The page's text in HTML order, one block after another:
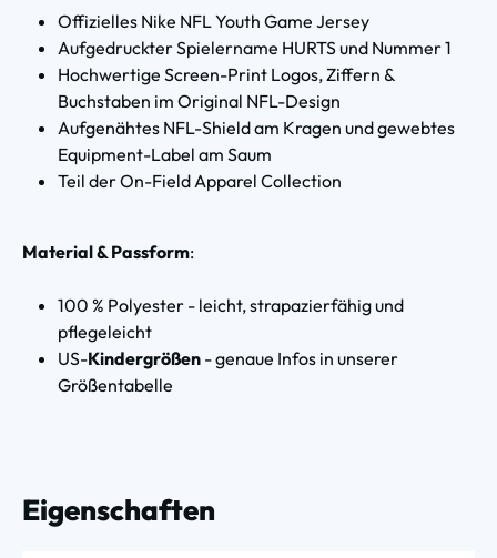
Offizielles Nike NFL Youth Game Jersey
Aufgedruckter Spielername HURTS und Nummer 1
Hochwertige Screen-Print Logos, Ziffern &
Buchstaben im Original NFL-Design
Aufgenähtes NFL-Shield am Kragen und gewebtes
Equipment-Label am Saum
Teil der On-Field Apparel Collection
Material & Passform:
100 % Polyester - leicht, strapazierfähig und
pflegeleicht
US-Kindergrößen - genaue Infos in unserer
Größentabelle
Eigenschaften